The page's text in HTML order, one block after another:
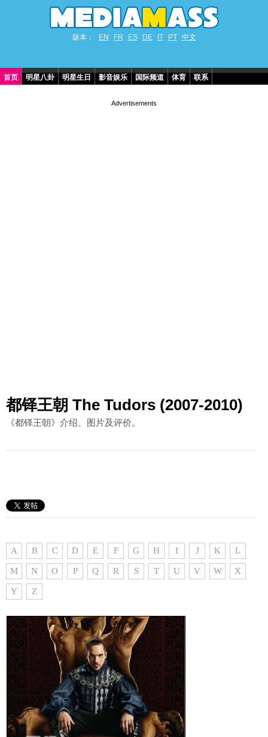
版本： EN FR ES DE IT PT 中文
首页 明星八卦 明星生日 影音娱乐 国际频道 体育 联系
都铎王朝 The Tudors (2007-2010)
《都铎王朝》介绍、图片及评价。
A B C D E F G H I J K L
M N O P Q R S T U V W X
Y Z